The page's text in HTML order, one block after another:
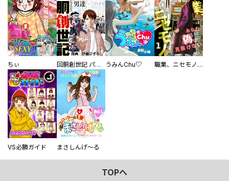
ちぃ 回胴創世記 パチスロを創った男達 うみんChu♡ 職業、ニセモノ～あなたに偽は見抜けない【電子単行本版】
VS必勝ガイド まさしんげ～る
TOPへ